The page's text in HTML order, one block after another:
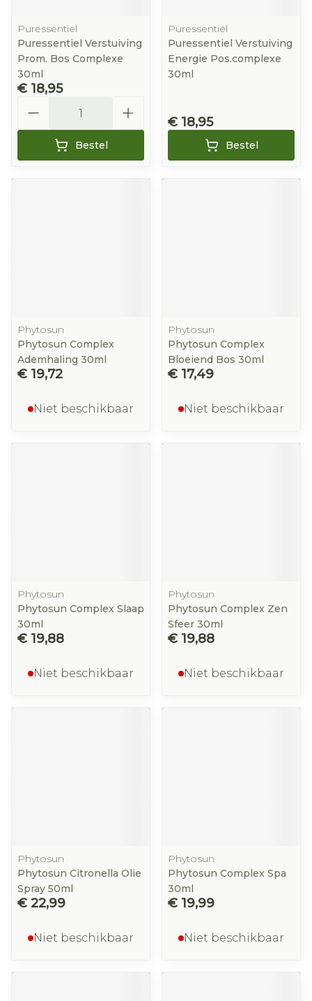
Puressentiel
Puressentiel Verstuiving
Prom. Bos Complexe
30ml
€ 18,95
Bestel
Puressentiel
Puressentiel Verstuiving
Energie Pos.complexe
30ml
€ 18,95
Bestel
Phytosun
Phytosun Complex
Ademhaling 30ml
€ 19,72
Niet beschikbaar
Phytosun
Phytosun Complex
Bloeiend Bos 30ml
€ 17,49
Niet beschikbaar
Phytosun
Phytosun Complex Slaap
30ml
€ 19,88
Niet beschikbaar
Phytosun
Phytosun Complex Zen
Sfeer 30ml
€ 19,88
Niet beschikbaar
Phytosun
Phytosun Citronella Olie
Spray 50ml
€ 22,99
Niet beschikbaar
Phytosun
Phytosun Complex Spa
30ml
€ 19,99
Niet beschikbaar